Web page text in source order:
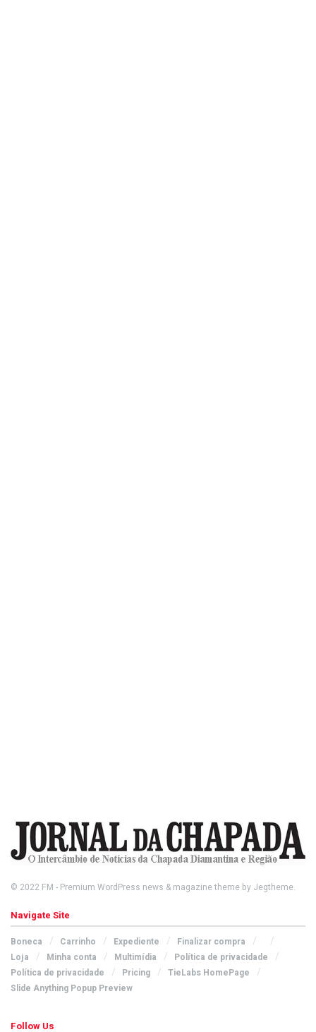
© 2022 FM - Premium WordPress news & magazine theme by Jegtheme.
Navigate Site
Boneca Carrinho Expediente
Finalizar compra
Loja
Minha conta Multimídia
Política de privacidade
Política de privacidade
Pricing
TieLabs HomePage
Slide Anything Popup Preview
Follow Us